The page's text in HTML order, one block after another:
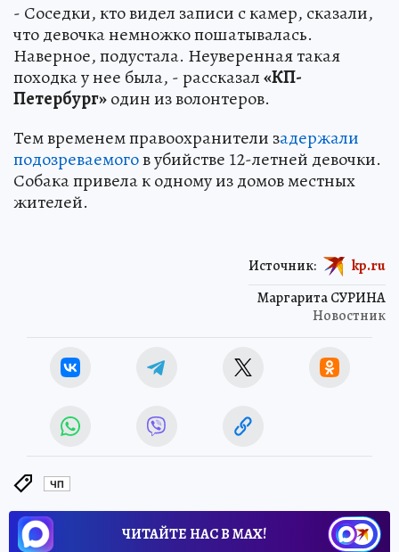
- Соседки, кто видел записи с камер, сказали,
что девочка немножко пошатывалась.
Наверное, подустала. Неуверенная такая
походка у нее была, - рассказал«КП-
Петербург»один из волонтеров.
Тем временем правоохранители задержали
подозреваемогов убийстве 12-летней девочки.
Собака привела к одному из домов местных
жителей.
Маргарита СУРИНА
Новостник
Источник: kp.ru
ЧП
ЧИТАЙТЕ НАС В МАХ!